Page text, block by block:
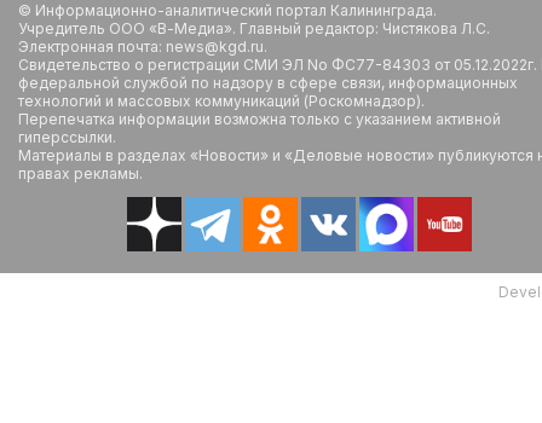
© Информационно-аналитический портал Калининграда.
Учредитель ООО «В-Медиа». Главный редактор: Чистякова Л.С.
Электронная почта: news@kgd.ru.
Свидетельство о регистрации СМИ ЭЛ No ФС77-84303 от
федеральной службой по надзору в сфере связи, информационных
технологий и массовых коммуникаций (Роскомнадзор).
Перепечатка информации возможна только с указанием активной
гиперссылки.
Материалы в разделах «Новости» и «Деловые новости» публикуются
правах рекламы.